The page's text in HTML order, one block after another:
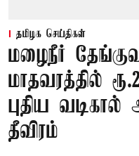
தமிழக செய்திகள்
மழைநீர்
மாதவரத்தில்
புதிய
தீவிரம்